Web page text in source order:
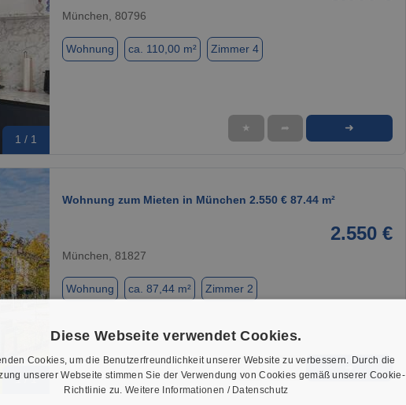
1 / 1
München, 80796
Wohnung ca. 110,00 m² Zimmer 4
★ ➦ ➜
1 / 1
Wohnung zum Mieten in München 2.550 € 87.44 m²
2.550 €
München, 81827
Wohnung ca. 87,44 m² Zimmer 2
Diese Webseite verwendet Cookies.
Cookies, um die Benutzerfreundlichkeit unserer Website zu verbessern. Durch die
unserer Webseite stimmen Sie der Verwendung von Cookies gemäß unserer Cookie-
Richtlinie zu. Weitere Informationen / Datenschutz